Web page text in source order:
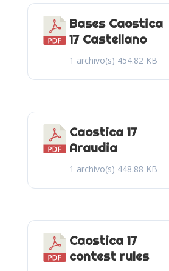
Bases Caostica
17 Castellano
1 archivo(s) 454.82 KB
Caostica 17
Araudia
1 archivo(s) 448.88 KB
Caostica 17
contest rules